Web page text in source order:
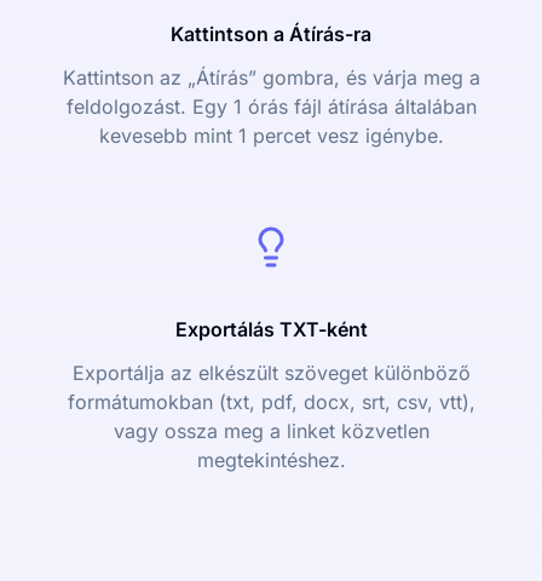
Kattintson a Átírás-ra
Kattintson az „Átírás” gombra, és várja meg a
feldolgozást. Egy 1 órás fájl átírása általában
kevesebb mint 1 percet vesz igénybe.
Exportálás TXT-ként
Exportálja az elkészült szöveget különböző
formátumokban (txt, pdf, docx, srt, csv, vtt),
vagy ossza meg a linket közvetlen
megtekintéshez.